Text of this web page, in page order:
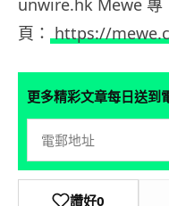
unwire.hk Mewe 專
頁： https://
更多精彩文章每日送到
讚好0